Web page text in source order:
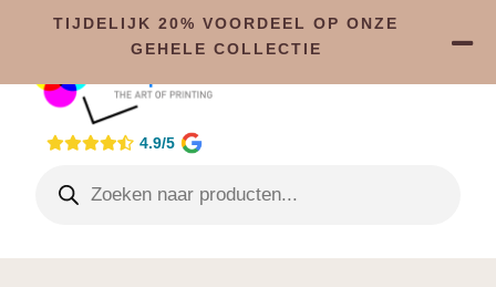
4.9/5
TIJDELIJK 20% VOORDEEL OP ONZE
GEHELE COLLECTIE